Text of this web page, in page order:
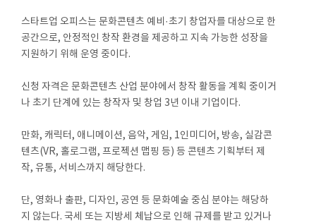
스타트업 오피스는 문화콘텐츠 예비·초기 창업자를 대상으로 한
공간으로, 안정적인 창작 환경을 제공하고 지속 가능한 성장을
지원하기 위해 운영 중이다.
신청 자격은 문화콘텐츠 산업 분야에서 창작 활동을 계획 중이거
나 초기 단계에 있는 창작자 및 창업 3년 이내 기업이다.
만화, 캐릭터, 애니메이션, 음악, 게임, 1인미디어, 방송, 실감콘
텐츠(VR, 홀로그램, 프로젝션 맵핑 등) 등 콘텐츠 기획부터 제
작, 유통, 서비스까지 해당한다.
단, 영화나 출판, 디자인, 공연 등 문화예술 중심 분야는 해당하
지 않는다. 국세 또는 지방세 체납으로 인해 규제를 받고 있거나